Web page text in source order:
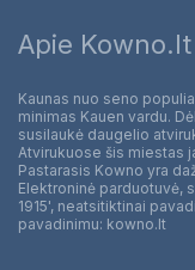
Apie Kowno.lt
Kaunas nuo seno
minimas Kauen vardu.
susilaukė daugelio
Atvirukuose šis miestas
Pastarasis Kowno yra
Elektroninė parduotuvė,
1915', neatsitiktinai
pavadinimu: kowno.lt